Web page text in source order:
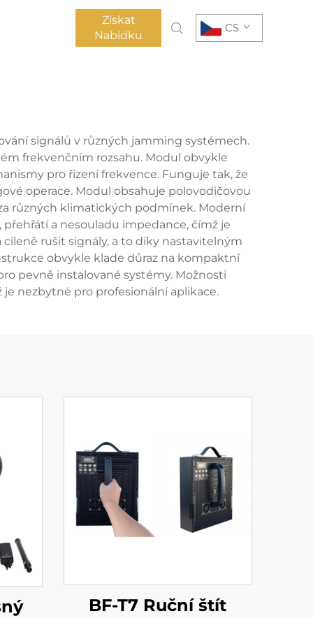
Získat
Nabídku
CS
signálů v různých jamming systémech.
frekvenčním rozsahu. Modul obvykle
pro řízení frekvence. Funguje tak, že
operace. Modul obsahuje polovodičovou
různých klimatických podmínek. Moderní
a nesouladu impedance, čímž je
rušit signály, a to díky nastavitelným
obvykle klade důraz na kompaktní
pevně instalované systémy. Možnosti
nezbytné pro profesionální aplikace.
BF-T7 Ruční štít